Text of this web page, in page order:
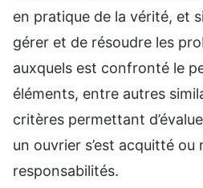
en pratique de la vérité, et
gérer et de résoudre les
auxquels est confronté le
éléments, entre autres
critères permettant
un ouvrier s’est acquitté ou
responsabilités.